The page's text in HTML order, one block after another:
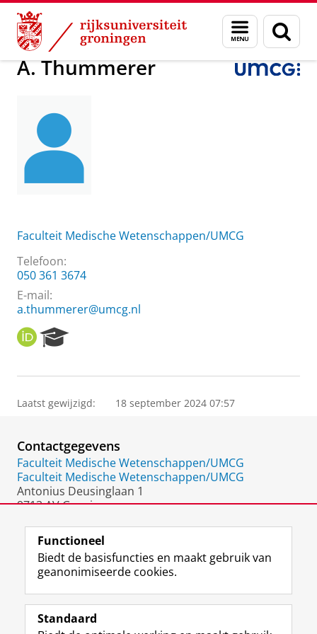
Skip
Content
Skip
Navigation
Menu
en
zoeken
Over ons A. Thummerer
A. Thummerer
Faculteit Medische Wetenschappen/UMCG
Telefoon:
050 361 3674
E-mail:
a.thummerer@umcg.nl
O
R
I
e
r
P
o
r
t
a
Laatst gewijzigd: 18 september 2024 07:57
Contactgegevens
Faculteit Medische Wetenschappen/UMCG
Faculteit Medische Wetenschappen/UMCG
Antonius Deusinglaan 1
9713 AV Groningen
Volg de RUG
F
a
L
i
R
S
I
n
Y
o
Functioneel
Biedt de basisfuncties en maakt gebruik van
geanonimiseerde cookies.
Standaard